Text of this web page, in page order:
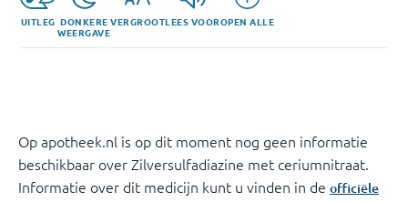
UITLEG DONKERE
WEERGAVE
VERGROOTLEES VOOROPEN ALLE
Op apotheek.nl is op dit moment nog geen informatie
beschikbaar over Zilversulfadiazine met ceriumnitraat.
Informatie over dit medicijn kunt u vinden in de officiële